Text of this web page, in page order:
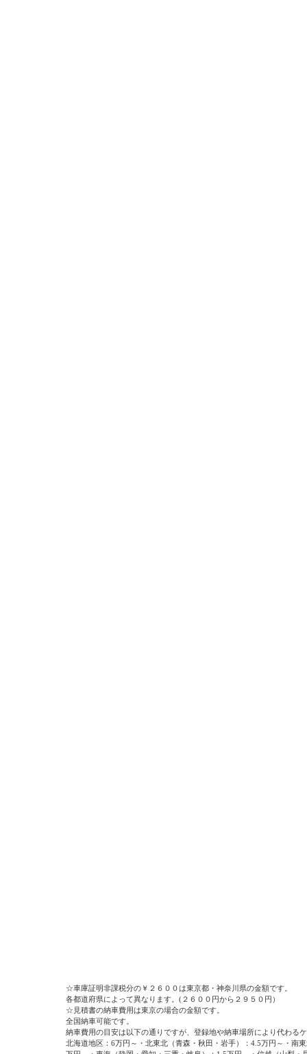
☆車庫証明非課税分の￥２６００は東京都・神奈川県の金額です。
各都道府県によって異なります。(２６００円から２９５０円）
☆見積書の納車費用は東京の場合の金額です。
全国納車可能です。
納車費用の目安は以下の通りですが、登録地や納車場所により代わる
北海道地区：6万円～・北東北（青森・秋田・岩手）：4.5万円～・南